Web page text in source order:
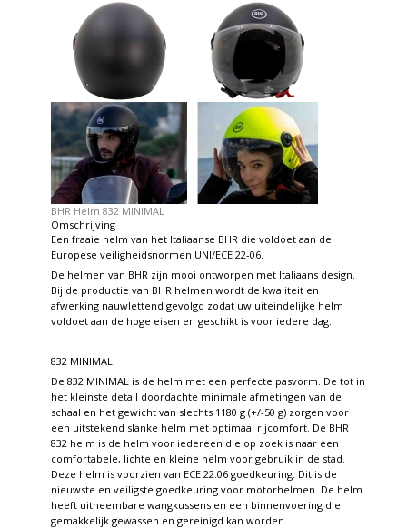
BHR Helm 832 MINIMAL
Omschrijving
Een fraaie helm van het Italiaanse BHR die voldoet aan de
Europese veiligheidsnormen UNI/ECE 22-06.
De helmen van BHR zijn mooi ontworpen met Italiaans design.
Bij de productie van BHR helmen wordt de kwaliteit en
afwerking nauwlettend gevolgd zodat uw uiteindelijke helm
voldoet aan de hoge eisen en geschikt is voor iedere dag.
832 MINIMAL
De 832 MINIMAL is de helm met een perfecte pasvorm. De tot in
het kleinste detail doordachte minimale afmetingen van de
schaal en het gewicht van slechts 1180 g (+/-50 g) zorgen voor
een uitstekend slanke helm met optimaal rijcomfort. De BHR
832 helm is de helm voor iedereen die op zoek is naar een
comfortabele, lichte en kleine helm voor gebruik in de stad.
Deze helm is voorzien van ECE 22.06 goedkeuring: Dit is de
nieuwste en veiligste goedkeuring voor motorhelmen. De helm
heeft uitneembare wangkussens en een binnenvoering die
gemakkelijk gewassen en gereinigd kan worden.